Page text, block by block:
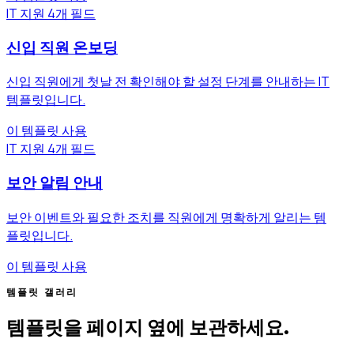
IT 지원 4개 필드
신입 직원 온보딩
신입 직원에게 첫날 전 확인해야 할 설정 단계를 안내하는 IT
템플릿입니다.
이 템플릿 사용
IT 지원 4개 필드
보안 알림 안내
보안 이벤트와 필요한 조치를 직원에게 명확하게 알리는 템
플릿입니다.
이 템플릿 사용
템플릿 갤러리
템플릿을 페이지 옆에 보관하세요.